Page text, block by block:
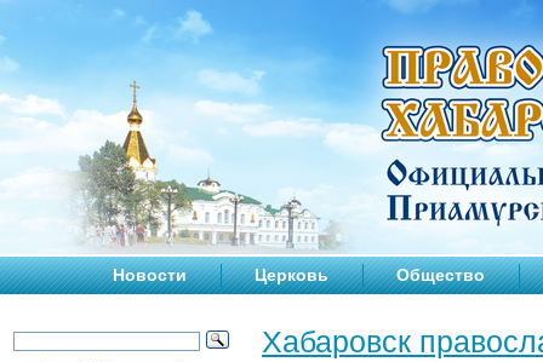
Новости Церковь Общество
Хабаровск